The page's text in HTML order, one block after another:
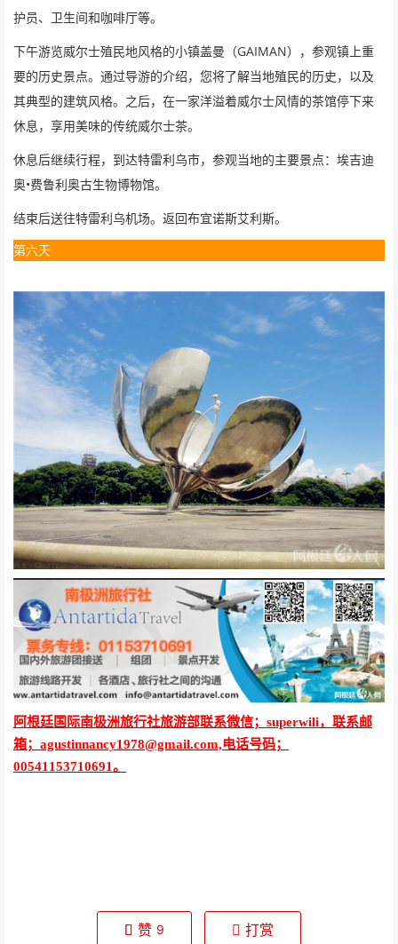
护员、卫生间和咖啡厅等。
下午游览威尔士殖民地风格的小镇盖曼（GAIMAN），参观镇上重
要的历史景点。通过导游的介绍，您将了解当地殖民的历史，以及
其典型的建筑风格。之后，在一家洋溢着威尔士风情的茶馆停下来
休息，享用美味的传统威尔士茶。
休息后继续行程，到达特雷利乌市，参观当地的主要景点：埃吉迪
奥•费鲁利奥古生物博物馆。
结束后送往特雷利乌机场。返回布宜诺斯艾利斯。
第六天
阿根廷国际南极洲旅行社旅游部联系微信；superwili，联系邮
箱；agustinnancy1978@gmail.com,电话号码；
00541153710691。
赞 9 打赏